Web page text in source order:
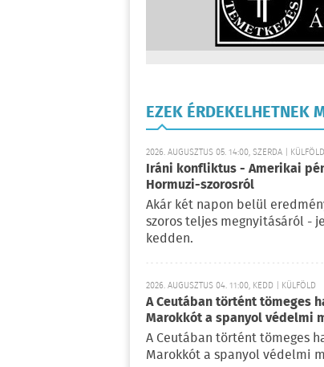
EZEK ÉRDEKELHETNEK
2026. AUGUSZTUS 05. 14:00, SZERDA | KÜLFÖLD
Iráni konfliktus - Amerikai
Hormuzi-szorosról
Akár két napon belül
szoros teljes megnyitásáról -
kedden.
2026. AUGUSZTUS 04. 11:00, KEDD | KÜLFÖLD
A Ceutában történt tömeges
Marokkót a spanyol védelmi
A Ceutában történt tömeges
Marokkót a spanyol védelmi